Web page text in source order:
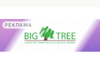
РЕКЛАМА